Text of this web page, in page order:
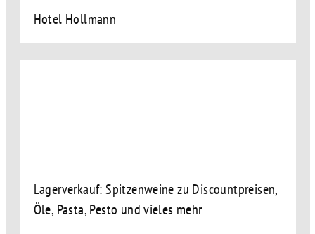
Hotel Hollmann
Lagerverkauf: Spitzenweine zu Discountpreisen,
Öle, Pasta, Pesto und vieles mehr